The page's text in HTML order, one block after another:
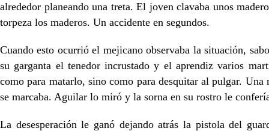
alrededor planeando una treta. El joven clavaba unos
torpeza los maderos. Un accidente en segundos.
Cuando esto ocurrió el mejicano observaba la situación,
su garganta el tenedor incrustado y el aprendiz varios
como para matarlo, sino como para desquitar al pulgar.
se marcaba. Aguilar lo miró y la sorna en su rostro le
La desesperación le ganó dejando atrás la pistola del